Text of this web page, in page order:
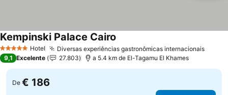
5 Estrelas Hotel Diversas experiências gastronômicas internacionais
Kempinski Palace Cairo
9,1 Excelente 27.803 a 5.4 km de El-Tagamu El Khames
De € 186